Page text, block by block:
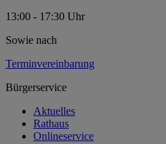
13:00 - 17:30 Uhr
Sowie nach
Terminvereinbarung
Bürgerservice
Aktuelles
Rathaus
Onlineservice